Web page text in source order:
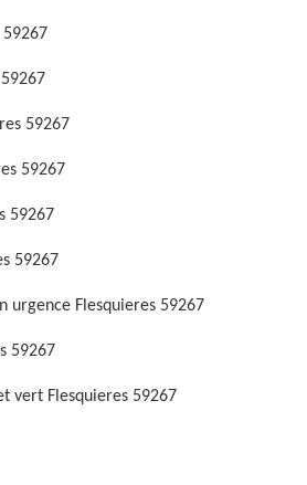
59267
59267
59267
59267
59267
urgence Flesquieres 59267
59267
vert Flesquieres 59267